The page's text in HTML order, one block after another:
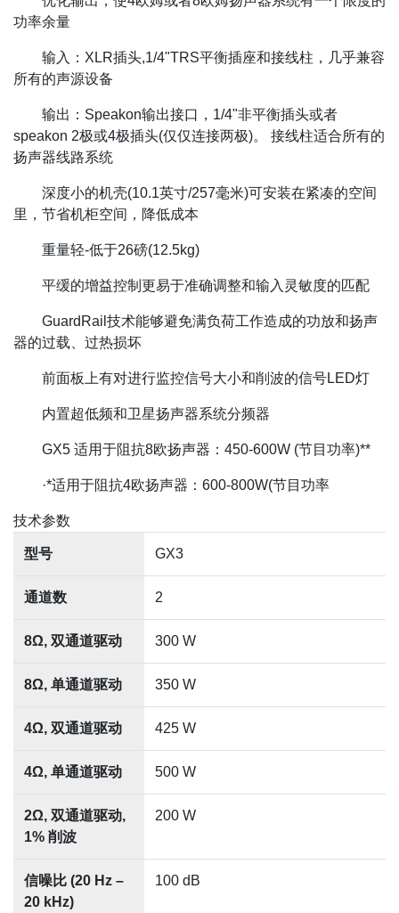
功率余量
输入：XLR插头,1/4"TRS平衡插座和接线柱，几乎兼容
所有的声源设备
输出：Speakon输出接口，1/4"非平衡插头或者
speakon 2极或4极插头(仅仅连接两极)。 接线柱适合所有的
扬声器线路系统
深度小的机壳(10.1英寸/257毫米)可安装在紧凑的空间
里，节省机柜空间，降低成本
重量轻-低于26磅(12.5kg)
平缓的增益控制更易于准确调整和输入灵敏度的匹配
GuardRail技术能够避免满负荷工作造成的功放和扬声
器的过载、过热损坏
前面板上有对进行监控信号大小和削波的信号LED灯
内置超低频和卫星扬声器系统分频器
GX5 适用于阻抗8欧扬声器：450-600W (节目功率)**
·*适用于阻抗4欧扬声器：600-800W(节目功率
技术参数
型号 GX3
通道数 2
8Ω, 双通道驱动 300 W
8Ω, 单通道驱动 350 W
4Ω, 双通道驱动 425 W
4Ω, 单通道驱动 500 W
2Ω, 双通道驱动,
1% 削波
200 W
信噪比 (20 Hz –
20 kHz)
100 dB